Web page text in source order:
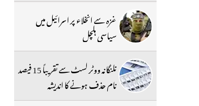
غزہ سے انخلاء پر اسرائیل میں
سیاسی ہلچل
تلنگانہ ووٹر لسٹ سے تقریباً 15 فیصد
نام حذف ہونے کا اندیشہ